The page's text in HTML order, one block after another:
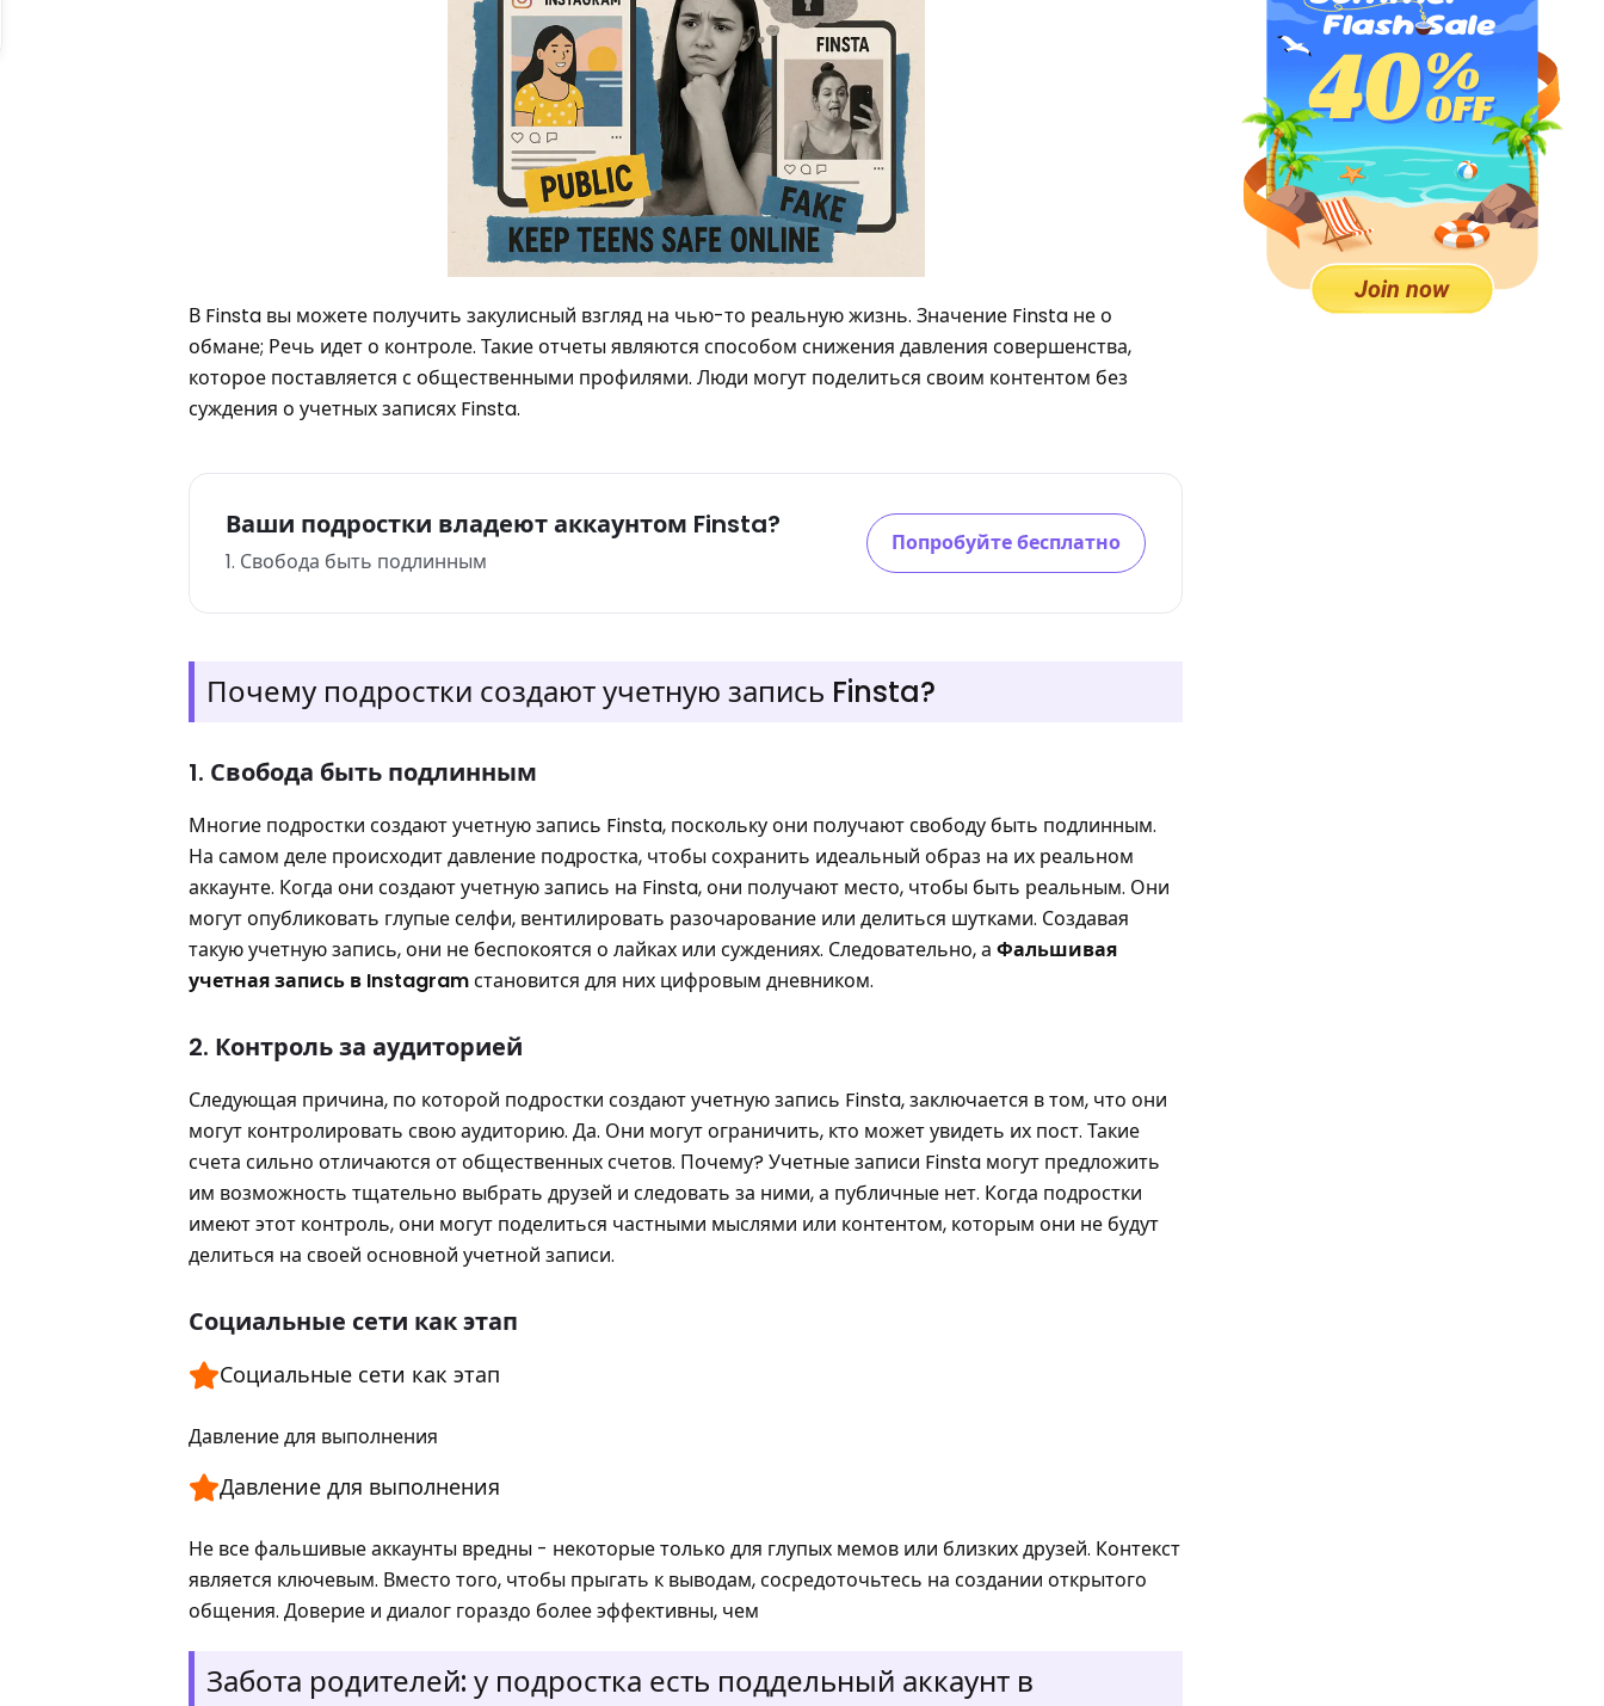
В Finsta вы можете получить закулисный взгляд на чью-то реальную жизнь. Значение Finsta не о
обмане; Речь идет о контроле. Такие отчеты являются способом снижения давления совершенства,
которое поставляется с общественными профилями. Люди могут поделиться своим контентом без
суждения о учетных записях Finsta.
Ваши подростки владеют аккаунтом Finsta?
1. Свобода быть подлинным
Попробуйте бесплатно
Почему подростки создают учетную запись Finsta?
1. Свобода быть подлинным
Многие подростки создают учетную запись Finsta, поскольку они получают свободу быть подлинным.
На самом деле происходит давление подростка, чтобы сохранить идеальный образ на их реальном
аккаунте. Когда они создают учетную запись на Finsta, они получают место, чтобы быть реальным. Они
могут опубликовать глупые селфи, вентилировать разочарование или делиться шутками. Создавая
такую учетную запись, они не беспокоятся о лайках или суждениях. Следовательно, аФальшивая
учетная запись в Instagramстановится для них цифровым дневником.
2. Контроль за аудиторией
Следующая причина, по которой подростки создают учетную запись Finsta, заключается в том, что они
могут контролировать свою аудиторию. Да. Они могут ограничить, кто может увидеть их пост. Такие
счета сильно отличаются от общественных счетов. Почему? Учетные записи Finsta могут предложить
им возможность тщательно выбрать друзей и следовать за ними, а публичные нет. Когда подростки
имеют этот контроль, они могут поделиться частными мыслями или контентом, которым они не будут
делиться на своей основной учетной записи.
Социальные сети как этап
Социальные сети как этап
Давление для выполнения
Давление для выполнения
Не все фальшивые аккаунты вредны - некоторые только для глупых мемов или близких друзей. Контекст
является ключевым. Вместо того, чтобы прыгать к выводам, сосредоточьтесь на создании открытого
общения. Доверие и диалог гораздо более эффективны, чем
Забота родителей: у подростка есть поддельный аккаунт в